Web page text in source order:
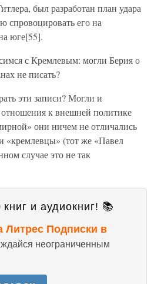
был разработан план удара
спровоцировать его на
юге[55].
с Кремлевым: могли Берия о
не писать?
эти записи? Могли и
к внешней политике
они ничем не отличались
«кремлевцы» (тот же «Павел
случае это не так
и аудиокниг! 📚
Литрес Подписки в
неограниченным